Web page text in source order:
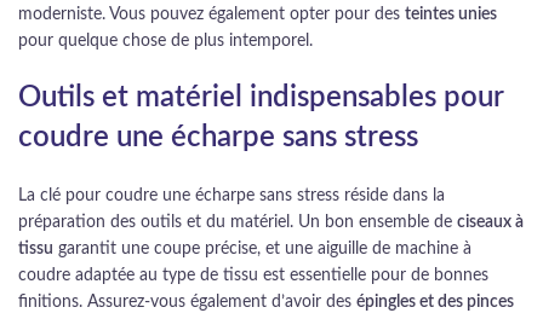
moderniste. Vous pouvez également opter pour des teintes unies
pour quelque chose de plus intemporel.
Outils et matériel indispensables pour
coudre une écharpe sans stress
La clé pour coudre une écharpe sans stress réside dans la
préparation des outils et du matériel. Un bon ensemble de ciseaux à
tissu garantit une coupe précise, et une aiguille de machine à
coudre adaptée au type de tissu est essentielle pour de bonnes
finitions. Assurez-vous également d’avoir des épingles et des pinces